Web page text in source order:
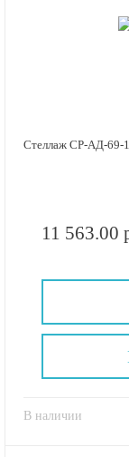
Стеллаж СР-АД-69-
11 563.00
В наличии